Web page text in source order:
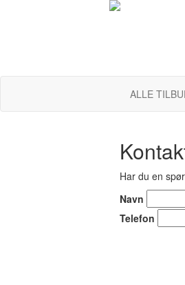
ALLE
Har du en
Navn
Telefon